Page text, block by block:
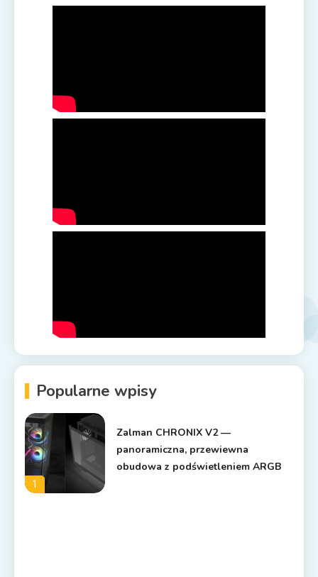
Popularne wpisy
1
Zalman CHRONIX V2 —
panoramiczna, przewiewna
obudowa z podświetleniem ARGB